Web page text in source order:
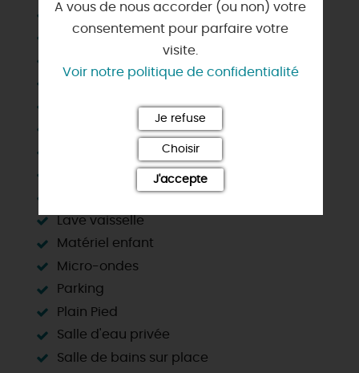
Barbecue
Cafetière
Congélateur
Draps et linges compris
Habitation indépendante
Jardin indépendant
Lave vaisselle
Matériel enfant
Micro-ondes
Parking
Plain Pied
Salle d'eau privée
Salle de bains sur place
A vous de nous accorder (ou non) votre
consentement pour parfaire votre
visite.
Voir notre politique de confidentialité
Je refuse
Choisir
J'accepte